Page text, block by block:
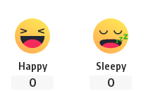
Happy
0
Sleepy
0